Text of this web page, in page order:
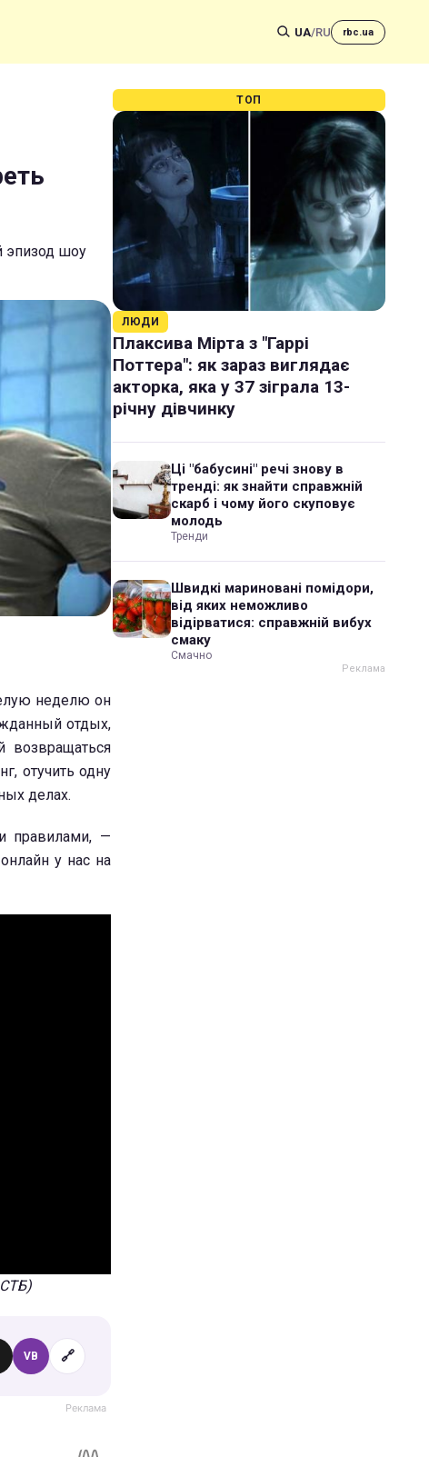
UA/RU rbc.ua
эпизод шоу
неделю он
отдых,
возвращаться
отучить одну
делах.
правилами, —
у нас на
VB 🔗
ТОП
ЛЮДИ
Плаксива Мірта з "Гаррі
Поттера": як зараз виглядає
акторка, яка у 37 зіграла 13-
річну дівчинку
Ці "бабусині" речі знову в
тренді: як знайти справжній
скарб і чому його скуповує
молодь
Тренди
Швидкі мариновані помідори,
від яких неможливо
відірватися: справжній вибух
смаку
Смачно